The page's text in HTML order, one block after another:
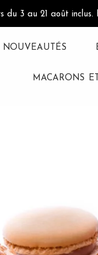
3 au 21 août
NOUVEAUTÉS
MACARONS